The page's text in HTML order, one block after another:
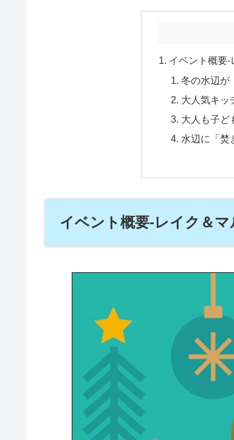
イベント概要-
冬の水辺が
大人気キッ
大人も子ど
水辺に「焚
イベント概要-レイク＆